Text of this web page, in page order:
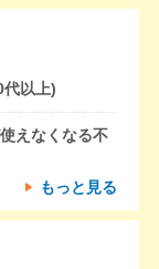
以上)
えなくなる不
もっと見る